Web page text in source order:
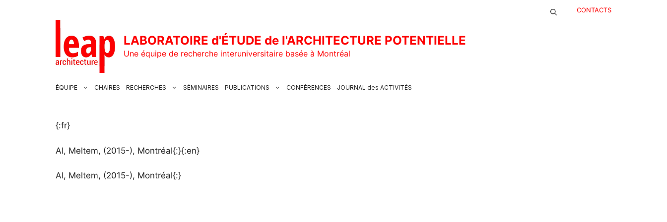
CONTACTS
LABORATOIRE d'ÉTUDE de l'ARCHITECTURE POTENTIELLE
Une équipe de recherche interuniversitaire basée à Montréal
ÉQUIPE CHAIRES RECHERCHES SÉMINAIRES PUBLICATIONS CONFÉRENCES JOURNAL des ACTIVITÉS
{:fr}
Al, Meltem, (2015-), Montréal{:}{:en}
Al, Meltem, (2015-), Montréal{:}